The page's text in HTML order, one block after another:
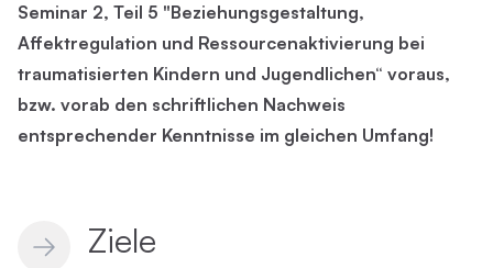
Seminar 2, Teil 5 "Beziehungsgestaltung,
Affektregulation und Ressourcenaktivierung bei
traumatisierten Kindern und Jugendlichen“ voraus,
bzw. vorab den schriftlichen Nachweis
entsprechender Kenntnisse im gleichen Umfang!
Ziele